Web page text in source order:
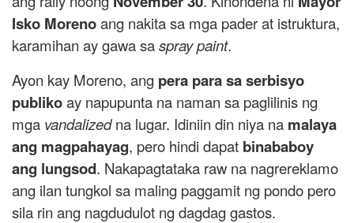
Isko Morenoang nakita sa mga pader at istruktura,
karamihan ay gawa saspray paint.
Ayon kay Moreno, ang pera para sa serbisyo
publikoay napupunta na naman sa paglilinis ng
mga vandalizedna lugar. Idiniin din niya na malaya
ang magpahayag, pero hindi dapat binababoy
ang lungsod. Nakapagtataka raw na nagrereklamo
ang ilan tungkol sa maling paggamit ng pondo pero
sila rin ang nagdudulot ng dagdag gastos.